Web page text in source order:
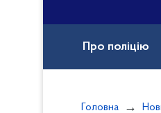
Про поліцію
Головна